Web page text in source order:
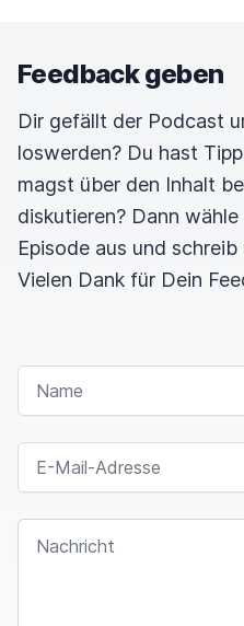
Feedback geben
Dir gefällt der Podcast
loswerden? Du hast
magst über den Inhalt
diskutieren? Dann
Episode aus und
Vielen Dank für Dein
NAME
E-MAIL-ADRESSE
NACHRICHT